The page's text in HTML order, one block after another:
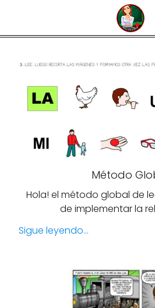
Método
Hola! el método global de
de implementar la
Sigue leyendo...